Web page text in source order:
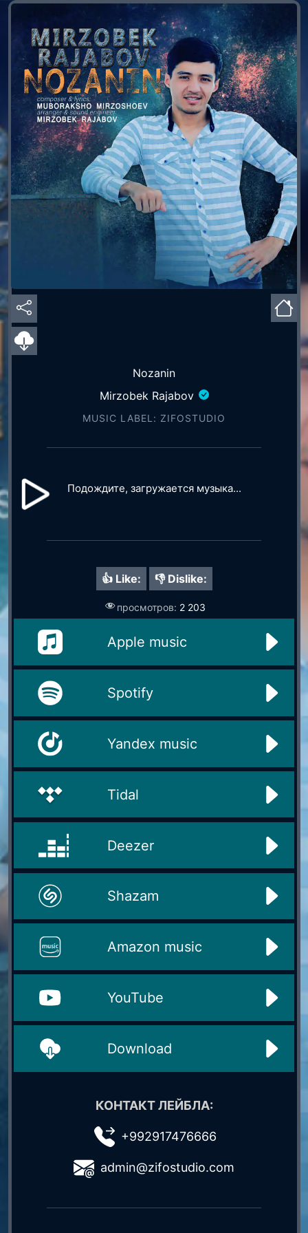
Nozanin
Mirzobek Rajabov
MUSIC LABEL: ZIFOSTUDIO
Подождите, загружается музыка...
👍 Like: 👎 Dislike:
просмотров: 2 203
Apple music
Spotify
Yandex music
Tidal
Deezer
Shazam
Amazon music
YouTube
Download
КОНТАКТ ЛЕЙБЛА:
+992917476666
admin@zifostudio.com